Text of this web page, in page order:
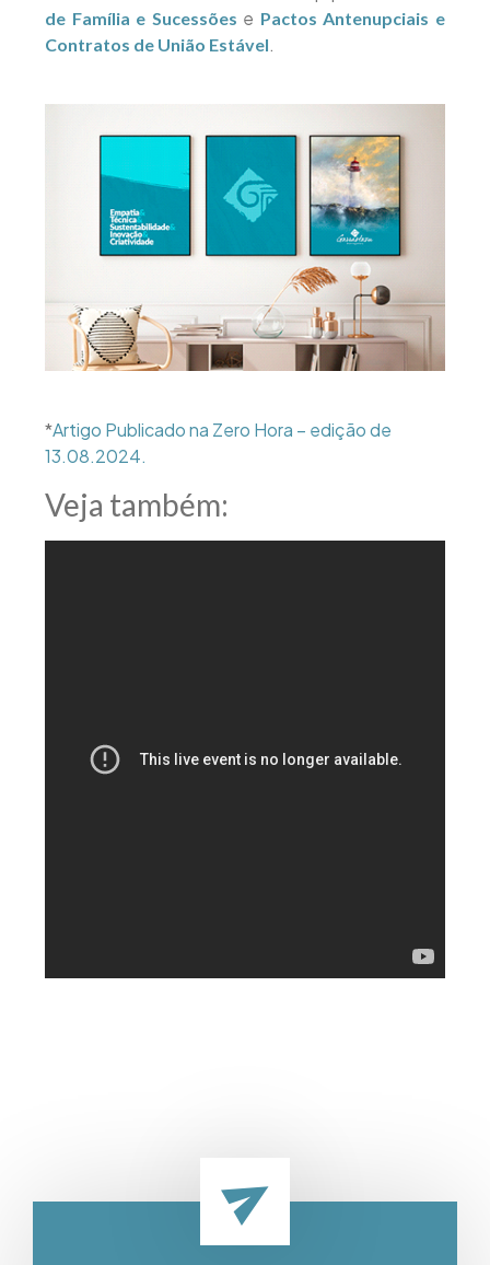
de Família e Sucessões e Pactos Antenupciais e
Contratos de União Estável.
*Artigo Publicado na Zero Hora – edição de
13.08.2024.
Veja também: